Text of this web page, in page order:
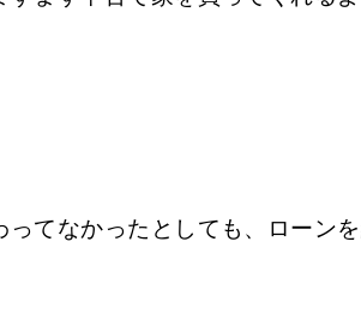
てなかったとしても、ローン